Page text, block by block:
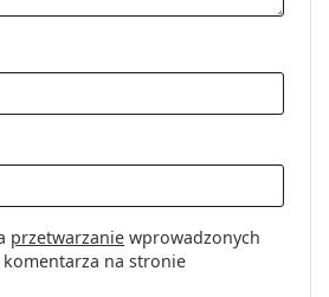
przetwarzanie wprowadzonych
na stronie